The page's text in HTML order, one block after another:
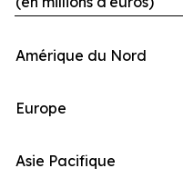
Amérique du Nord
Europe
Asie Pacifique